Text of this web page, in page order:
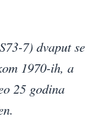
7) dvaput se
1970-ih, a
25 godina